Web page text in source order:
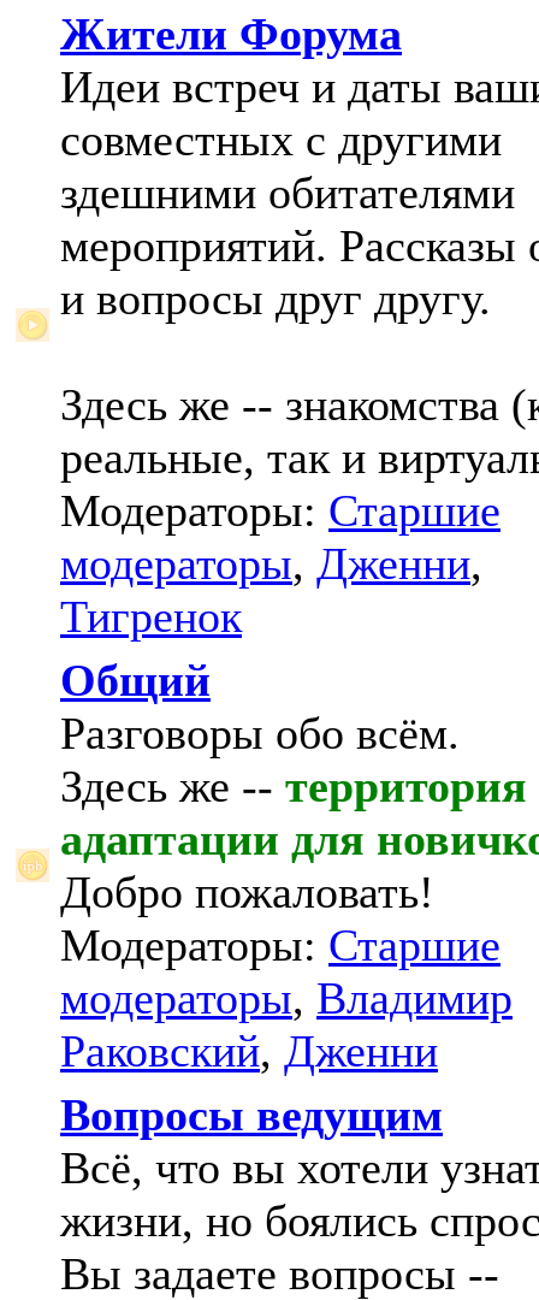
Жители Форума
Идеи встреч и даты
совместных с другими
здешними обитателями
мероприятий. Рассказы
и вопросы друг другу.
Здесь же -- знакомства
реальные, так и
Модераторы: Старшие
модераторы, Дженни,
Тигренок
Общий
Разговоры обо всём.
Здесь же -- территория
адаптации для
Добро пожаловать!
Модераторы: Старшие
модераторы, Владимир
Раковский, Дженни
Вопросы ведущим
Всё, что вы хотели
жизни, но боялись
Вы задаете вопросы --